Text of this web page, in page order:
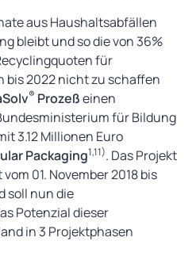
aus Haushaltsabfällen
bleibt und so die von 36%
für
2022 nicht zu schaffen
® Prozeßeinen
für Bildung
3.12 Millionen Euro
Packaging1,11). Das Projekt
01. November 2018 bis
soll nun die
Potenzial dieser
in 3 Projektphasen